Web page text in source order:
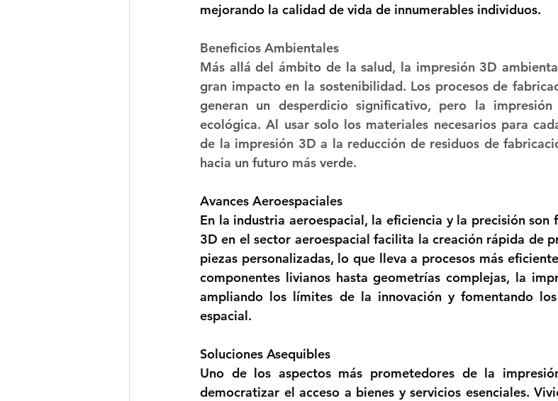
mejorando la calidad de vida de innumerables individuos.
Beneficios Ambientales
Más allá del ámbito de la salud, la impresión 3D
gran impacto en la sostenibilidad. Los procesos de
generan un desperdicio significativo, pero la
ecológica. Al usar solo los materiales necesarios para
de la impresión 3D a la reducción de residuos de
hacia un futuro más verde.
Avances Aeroespaciales
En la industria aeroespacial, la eficiencia y la precisión son
3D en el sector aeroespacial facilita la creación rápida de
piezas personalizadas, lo que lleva a procesos más
componentes livianos hasta geometrías complejas, la
ampliando los límites de la innovación y fomentando
espacial.
Soluciones Asequibles
Uno de los aspectos más prometedores de la
democratizar el acceso a bienes y servicios esenciales.